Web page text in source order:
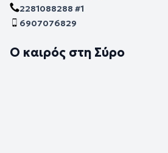
2281088288 #1
6907076829
Ο καιρός στη Σύρο